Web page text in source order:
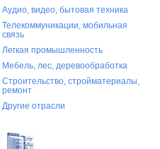
Аудио, видео, бытовая техника
Телекоммуникации, мобильная
связь
Легкая промышленность
Мебель, лес, деревообработка
Строительство, стройматериалы,
ремонт
Другие отрасли